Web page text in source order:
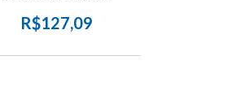
R$127,09